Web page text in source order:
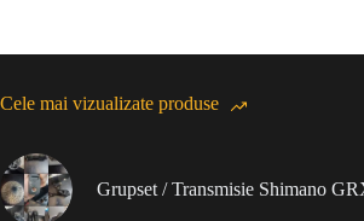
Cele mai vizualizate produse
Grupset / Transmisie Shimano